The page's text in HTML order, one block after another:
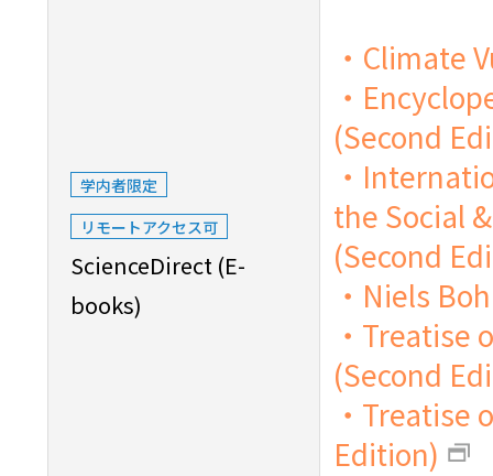
学内者限定
リモートアクセス可
ScienceDirect (E-
books)
・Climate
・
(Second
・
the Social
(Second
・Niels
・Treatise
(Second
・Treatise
Edition)